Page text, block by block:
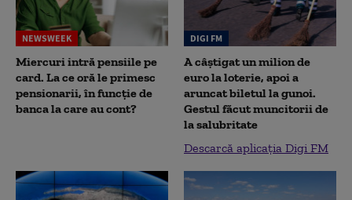
NEWSWEEK
Miercuri intră pensiile pe
card. La ce oră le primesc
pensionarii, în funcție de
banca la care au cont?
DIGI FM
A câștigat un milion de
euro la loterie, apoi a
aruncat biletul la gunoi.
Gestul făcut muncitorii de
la salubritate
Descarcă aplicația Digi FM